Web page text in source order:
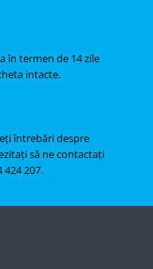
în termen de 14 zile
intacte.
întrebări despre
să ne contactați
424 207.